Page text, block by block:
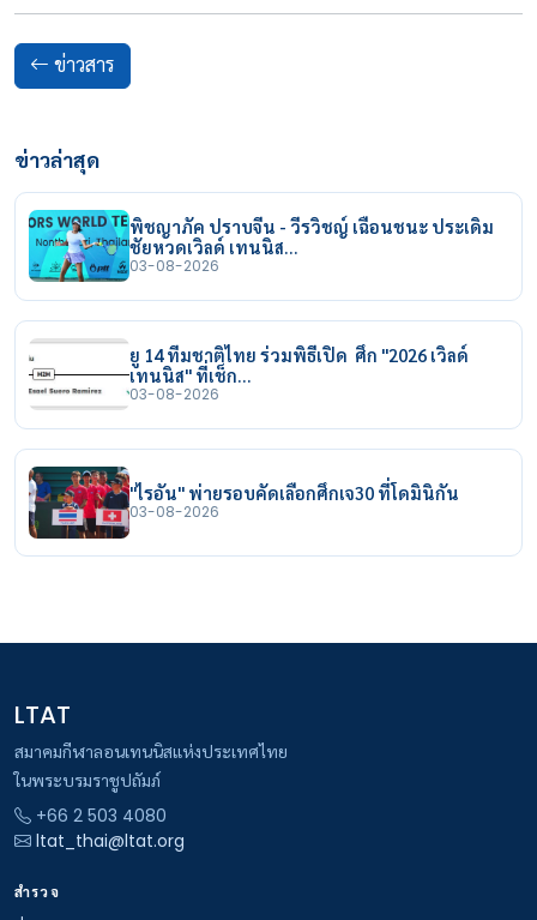
ข่าวสาร
ข่าวล่าสุด
พิชญาภัค ปราบจีน - วีรวิชญ์ เฉือนชนะ ประเดิม
ชัยหวดเวิลด์ เทนนิส…
03-08-2026
ยู 14 ทีมชาติไทย ร่วมพิธีเปิด ศึก "2026 เวิลด์
เทนนิส" ที่เช็ก…
03-08-2026
"ไรอัน" พ่ายรอบคัดเลือกศึกเจ30 ที่โดมินิกัน
03-08-2026
LTAT
สมาคมกีฬาลอนเทนนิสแห่งประเทศไทย
ในพระบรมราชูปถัมภ์
+66 2 503 4080
ltat_thai@ltat.org
สำรวจ